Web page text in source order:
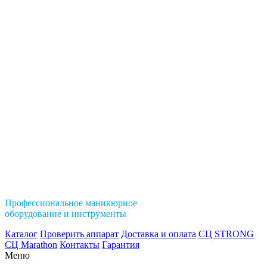
Профессиональное маникюрное
оборудование и инструменты
Каталог Проверить аппарат Доставка и оплата СЦ STRONG
СЦ Marathon Контакты Гарантия
Меню